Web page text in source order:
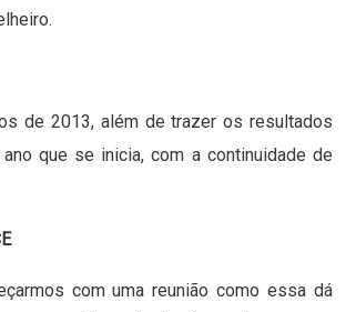
de 2013, além de trazer os resultados
que se inicia, com a continuidade de
com uma reunião como essa dá